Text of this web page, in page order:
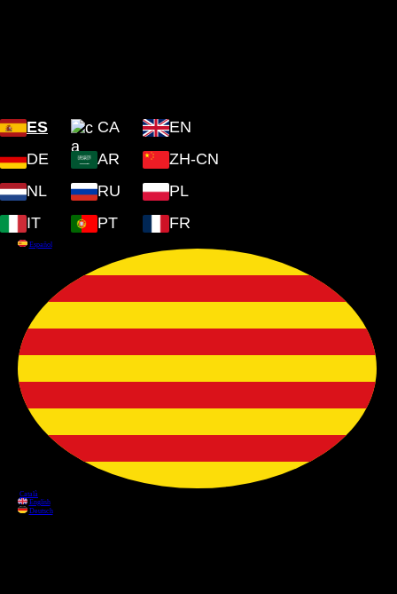
ES CA
EN
DE
AR
ZH-CN
NL
RU
PL
IT
PT FR